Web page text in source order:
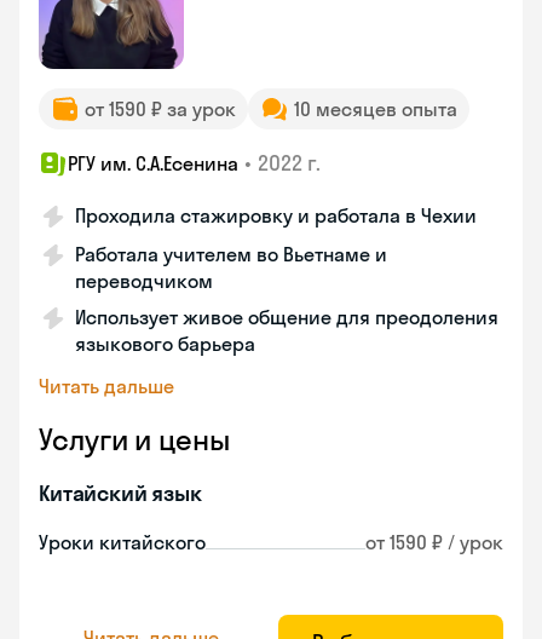
от 1590 ₽ за урок 10 месяцев опыта
РГУ им. С.А.Есенина • 2022 г.
Проходила стажировку и работала в Чехии
Работала учителем во Вьетнаме и
переводчиком
Использует живое общение для преодоления
языкового барьера
Читать дальше
Услуги и цены
Китайский язык
Уроки китайского от 1590 ₽ / урок